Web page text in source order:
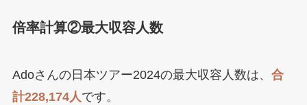
倍率計算②最大収容人数
Adoさんの日本ツアー2024の最大収容人数は、 合
計228,174人です。